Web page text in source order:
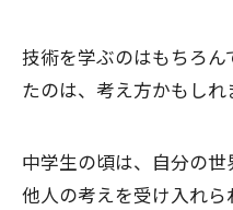
技術を学ぶのはもちろ
たのは、考え方かもしれ
中学生の頃は、自分の世
他人の考えを受け入れ